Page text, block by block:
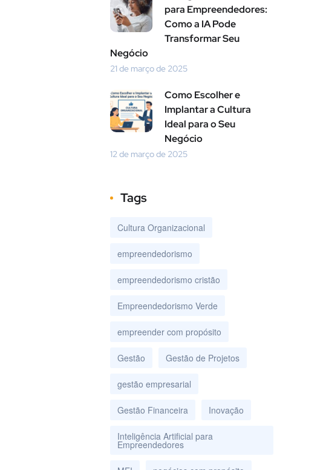
para Empreendedores:
Como a IA Pode
Transformar Seu
Negócio
21 de março de 2025
Como Escolher e
Implantar a Cultura
Ideal para o Seu
Negócio
12 de março de 2025
Tags
Cultura Organizacional
empreendedorismo
empreendedorismo cristão
Empreendedorismo Verde
empreender com propósito
Gestão Gestão de Projetos
gestão empresarial
Gestão Financeira Inovação
Inteligência Artificial para
Empreendedores